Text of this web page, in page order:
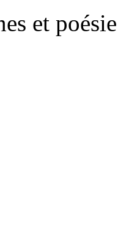
et poésie